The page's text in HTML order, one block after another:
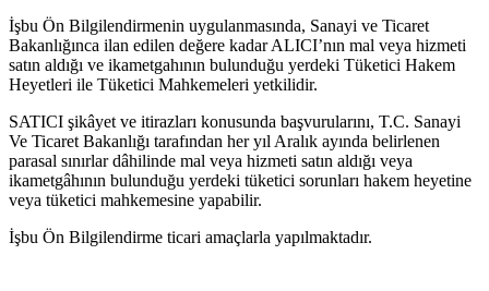
İşbu Ön Bilgilendirmenin uygulanmasında, Sanayi ve Ticaret
Bakanlığınca ilan edilen değere kadar ALICI’nın mal veya hizmeti
satın aldığı ve ikametgahının bulunduğu yerdeki Tüketici Hakem
Heyetleri ile Tüketici Mahkemeleri yetkilidir.
SATICI şikâyet ve itirazları konusunda başvurularını, T.C. Sanayi
Ve Ticaret Bakanlığı tarafından her yıl Aralık ayında belirlenen
parasal sınırlar dâhilinde mal veya hizmeti satın aldığı veya
ikametgâhının bulunduğu yerdeki tüketici sorunları hakem heyetine
veya tüketici mahkemesine yapabilir.
İşbu Ön Bilgilendirme ticari amaçlarla yapılmaktadır.